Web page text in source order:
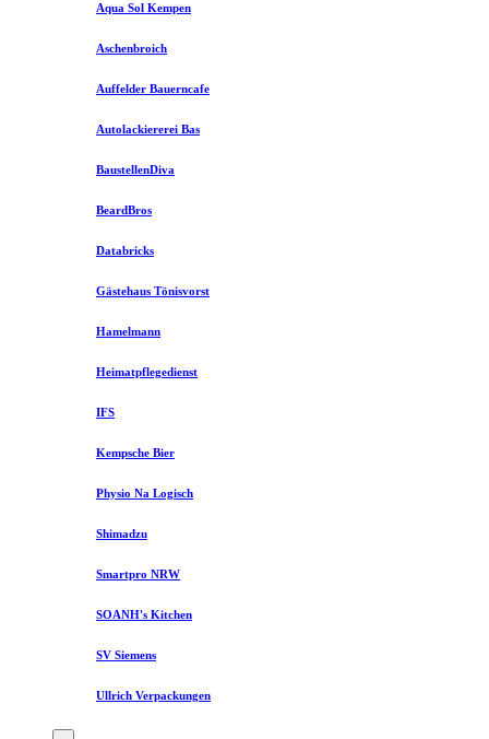
Aqua Sol Kempen
Aschenbroich
Auffelder Bauerncafe
Autolackiererei Bas
BaustellenDiva
BeardBros
Databricks
Gästehaus Tönisvorst
Hamelmann
Heimatpflegedienst
IFS
Kempsche Bier
Physio Na Logisch
Shimadzu
Smartpro NRW
SOANH's Kitchen
SV Siemens
Ullrich Verpackungen